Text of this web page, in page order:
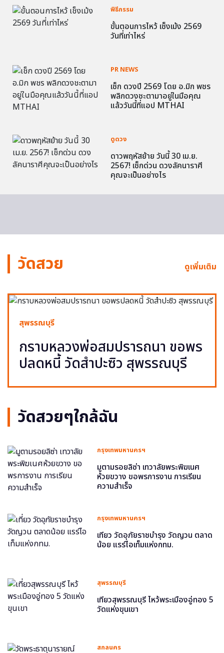
พิธีกรรม
ขั้นตอนการไหว้ เช็งเม้ง 2569
วันที่เท่าไหร่
PR NEWS
เช็ก ดวงปี 2569 โดย อ.มิก พชร
พลิกดวงชะตามาอยู่ในมือคุณ
แล้ววันนี้ที่แอป MTHAI
ดูดวง
ดาวพฤหัสย้าย วันนี้ 30 เม.ย.
2567! เช็กด่วน ดวงลัคนาราศี
คุณจะเป็นอย่างไร
วัดสวย ดูเพิ่มเติม
สุพรรณบุรี
กราบหลวงพ่อสมปรารถนา ขอพร
ปลดหนี้ วัดสำปะซิว สุพรรณบุรี
วัดสวยๆใกล้ฉัน
กรุงเทพมหานครฯ
มูตามรอยลิซ่า เทวาลัยพระพิฆเนศ
ห้วยขวาง ขอพรการงาน การเรียน
ความสำเร็จ
กรุงเทพมหานครฯ
เที่ยว วัดอุภัยราชบำรุง วัดญวน ตลาด
น้อย แรร์ไอเท็มแห่งกทม.
สุพรรณบุรี
เที่ยวสุพรรณบุรี ไหว้พระเมืองอู่ทอง 5
วัดแห่งขุนเขา
สกลนคร